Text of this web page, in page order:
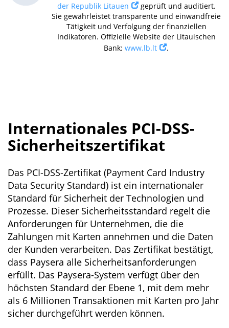
der Republik Litauen
geprüft und auditiert.
Sie gewährleistet transparente und einwandfreie
Tätigkeit und Verfolgung der finanziellen
Indikatoren. Offizielle Website der Litauischen
Bank: www.lb.lt .
Internationales PCI-DSS-
Sicherheitszertifikat
Das PCI-DSS-Zertifikat (Payment Card Industry
Data Security Standard) ist ein internationaler
Standard für Sicherheit der Technologien und
Prozesse. Dieser Sicherheitsstandard regelt die
Anforderungen für Unternehmen, die die
Zahlungen mit Karten annehmen und die Daten
der Kunden verarbeiten. Das Zertifikat bestätigt,
dass Paysera alle Sicherheitsanforderungen
erfüllt. Das Paysera-System verfügt über den
höchsten Standard der Ebene 1, mit dem mehr
als 6 Millionen Transaktionen mit Karten pro Jahr
sicher durchgeführt werden können.